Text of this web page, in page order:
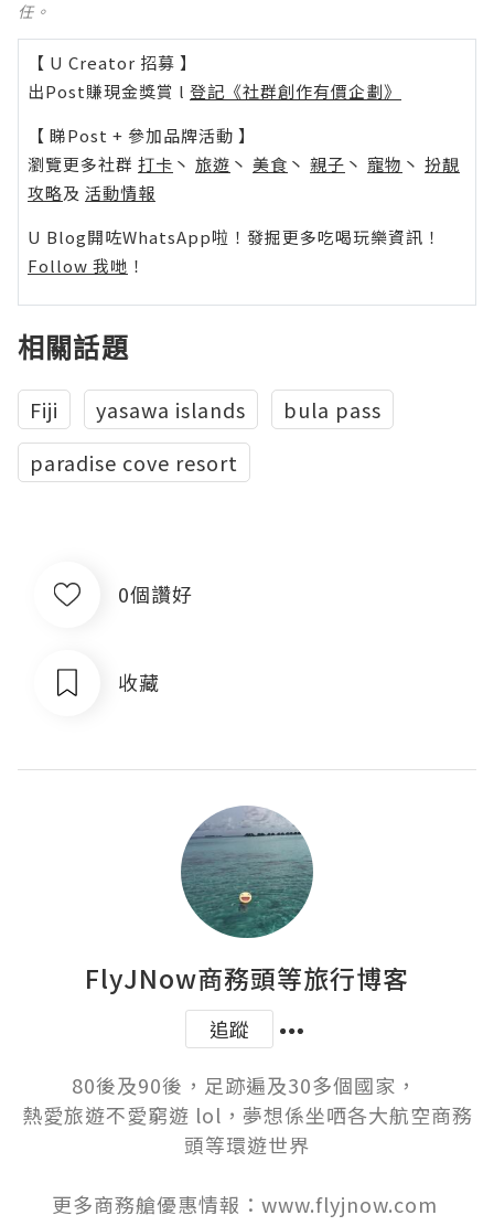
任。
【 U Creator 招募 】
出Post賺現金獎賞 l 登記《社群創作有價企劃》
【 睇Post + 參加品牌活動 】
瀏覽更多社群 打卡 丶 旅遊 丶 美食 丶 親子 丶 寵物 丶 扮靚
攻略及 活動情報
U Blog開咗WhatsApp啦！發掘更多吃喝玩樂資訊！
Follow 我哋 ！
相關話題
Fiji yasawa islands
bula pass
paradise cove resort
0個讚好
收藏
FlyJNow商務頭等旅行博客
追蹤
80後及90後，足跡遍及30多個國家，
熱愛旅遊不愛窮遊 lol，夢想係坐哂各大航空商務
頭等環遊世界
更多商務艙優惠情報：www.flyjnow.com